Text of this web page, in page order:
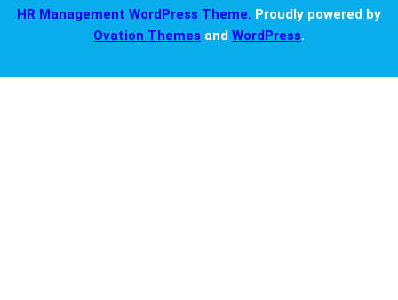
HR Management WordPress Theme. Proudly powered by
Ovation Themes and WordPress.